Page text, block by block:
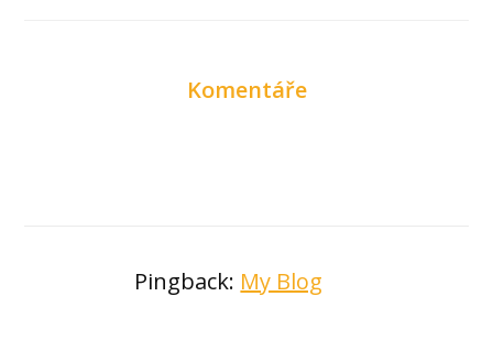
Komentáře
Pingback: My Blog